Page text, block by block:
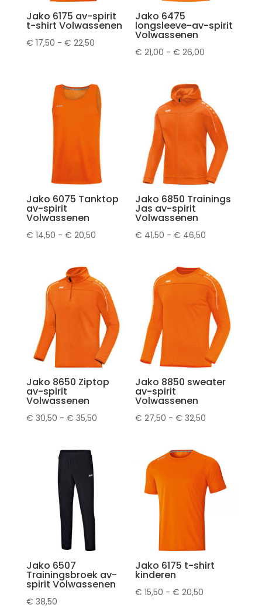
Jako 6175 av-spirit
t-shirt Volwassenen
€ 17,50 - € 22,50Prijsklasse:
€ 22,50
Jako 6475
longsleeve-av-spirit
Volwassenen
€ 21,00 - € 26,00
Jako 6075 Tanktop
av-spirit
Volwassenen
€ 14,50 - € 20,50Prijsklasse:
€ 20,50
Jako 6850 Trainings
Jas av-spirit
Volwassenen
€ 41,50 - € 46,50
€ 46,50
Jako 8650 Ziptop
av-spirit
Volwassenen
€ 30,50 - € 35,50Prijsklasse:
Jako 8850 sweater
av-spirit
Volwassenen
€ 27,50 - € 32,50
€ 32,50
Jako 6507
Trainingsbroek av-
spirit Volwassenen
€ 38,50
Jako 6175 t-shirt
kinderen
€ 15,50 - € 20,50